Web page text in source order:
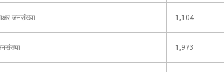
जनसंख्या 1,104
1,973